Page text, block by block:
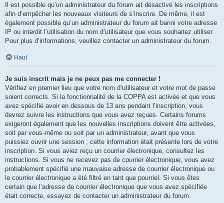
Il est possible qu’un administrateur du forum ait désactivé les inscriptions
afin d’empêcher les nouveaux visiteurs de s’inscrire. De même, il est
également possible qu’un administrateur du forum ait banni votre adresse
IP ou interdit l’utilisation du nom d’utilisateur que vous souhaitez utiliser.
Pour plus d’informations, veuillez contacter un administrateur du forum.
Haut
Je suis inscrit mais je ne peux pas me connecter !
Vérifiez en premier lieu que votre nom d’utilisateur et votre mot de passe
soient corrects. Si la fonctionnalité de la COPPA est activée et que vous
avez spécifié avoir en dessous de 13 ans pendant l’inscription, vous
devrez suivre les instructions que vous avez reçues. Certains forums
exigeront également que les nouvelles inscriptions doivent être activées,
soit par vous-même ou soit par un administrateur, avant que vous
puissiez ouvrir une session ; cette information était présente lors de votre
inscription. Si vous aviez reçu un courrier électronique, consultez les
instructions. Si vous ne recevez pas de courrier électronique, vous avez
probablement spécifié une mauvaise adresse de courrier électronique ou
le courrier électronique a été filtré en tant que pourriel. Si vous êtes
certain que l’adresse de courrier électronique que vous avez spécifiée
était correcte, essayez de contacter un administrateur du forum.